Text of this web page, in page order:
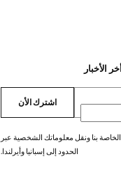
الأخبار
اشترك الأن
الخاصة بنا ونقل معلوماتك الشخصية عبر
الحدود إلى إسبانيا وأيرلندا.